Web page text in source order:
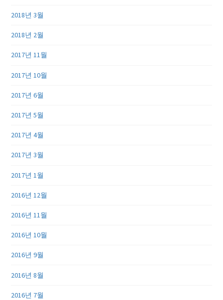
2018년 3월
2018년 2월
2017년 11월
2017년 10월
2017년 6월
2017년 5월
2017년 4월
2017년 3월
2017년 1월
2016년 12월
2016년 11월
2016년 10월
2016년 9월
2016년 8월
2016년 7월